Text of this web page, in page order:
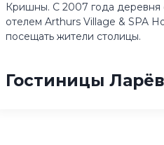
Кришны. С 2007 года
отелем Arthurs Village & SPA
посещать жители столицы.
Гостиницы